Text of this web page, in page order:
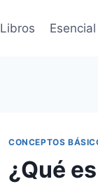
Libros Esencial
CONCEPTOS
¿Qué